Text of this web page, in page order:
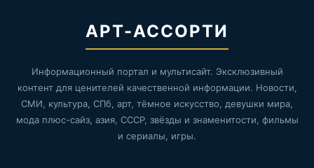
АРТ-АССОРТИ
Информационный портал и мультисайт. Эксклюзивный
контент для ценителей качественной информации. Новости,
СМИ, культура, СПб, арт, тёмное искусство, девушки мира,
мода плюс-сайз, азия, СССР, звёзды и знаменитости, фильмы
и сериалы, игры.